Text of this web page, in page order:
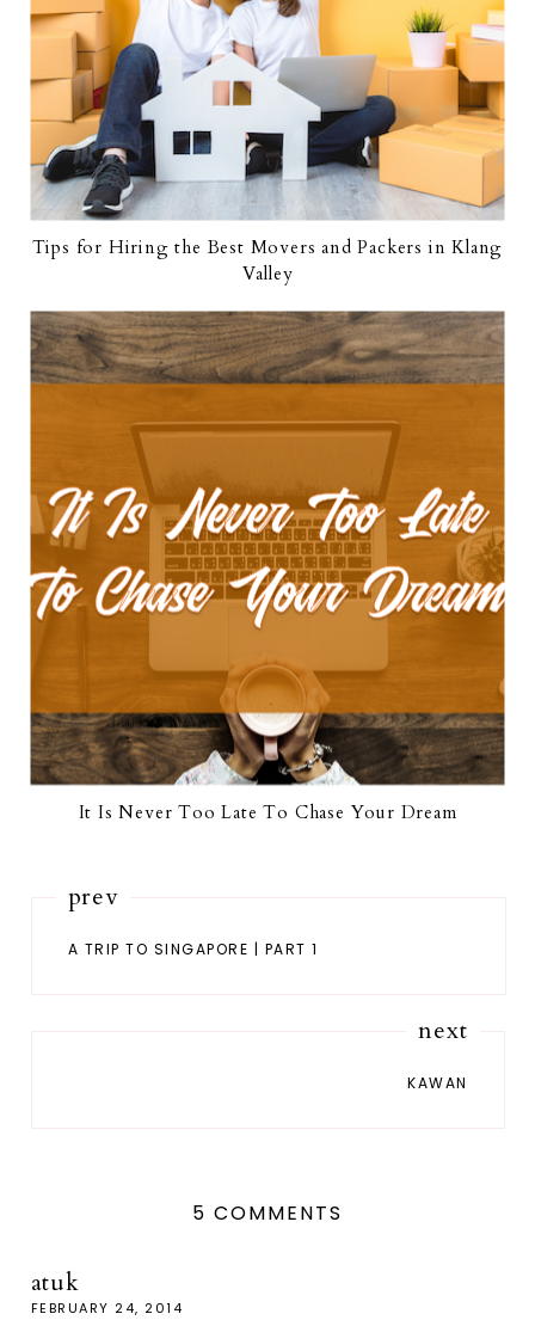
Tips for Hiring the Best Movers and Packers in Klang
Valley
It Is Never Too Late To Chase Your Dream
prev
A TRIP TO SINGAPORE | PART 1
next
KAWAN
5 COMMENTS
atuk
FEBRUARY 24, 2014